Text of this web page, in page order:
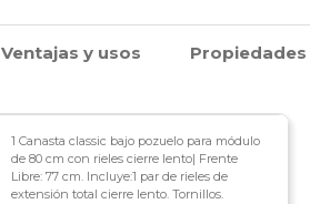
Ventajas y usos Propiedades
1 Canasta classic bajo pozuelo para módulo
de 80 cm con rieles cierre lento| Frente
Libre: 77 cm. Incluye:1 par de rieles de
extensión total cierre lento. Tornillos.